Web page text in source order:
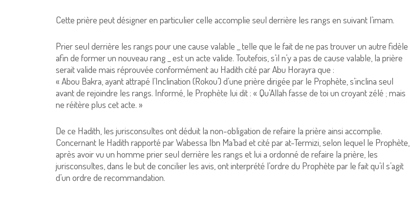
Cette prière peut désigner en particulier celle accomplie seul derrière les rangs en suivant l’imam.
Prier seul derrière les rangs pour une cause valable _ telle que le fait de ne pas trouver un autre fidèle
afin de former un nouveau rang _ est un acte valide. Toutefois, s’il n’y a pas de cause valable, la prière
serait valide mais réprouvée conformément au Hadith cité par Abu Horayra que :
« Abou Bakra, ayant attrapé l’Inclination (Rokou’) d’une prière dirigée par le Prophète, s’inclina seul
avant de rejoindre les rangs. Informé, le Prophète lui dit : « Qu’Allah fasse de toi un croyant zélé ; mais
ne réitère plus cet acte. »
De ce Hadith, les jurisconsultes ont déduit la non-obligation de refaire la prière ainsi accomplie.
Concernant le Hadith rapporté par Wabessa Ibn Ma’bad et cité par at-Termizi, selon lequel le Prophète,
après avoir vu un homme prier seul derrière les rangs et lui a ordonné de refaire la prière, les
jurisconsultes, dans le but de concilier les avis, ont interprété l’ordre du Prophète par le fait qu’il s’agit
d’un ordre de recommandation.